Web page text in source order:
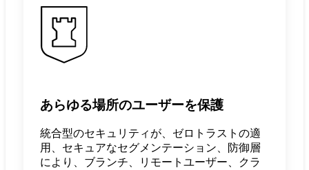
あらゆる場所のユーザーを保護
統合型のセキュリティが、ゼロトラストの適
用、セキュアなセグメンテーション、防御層
により、ブランチ、リモートユーザー、クラ